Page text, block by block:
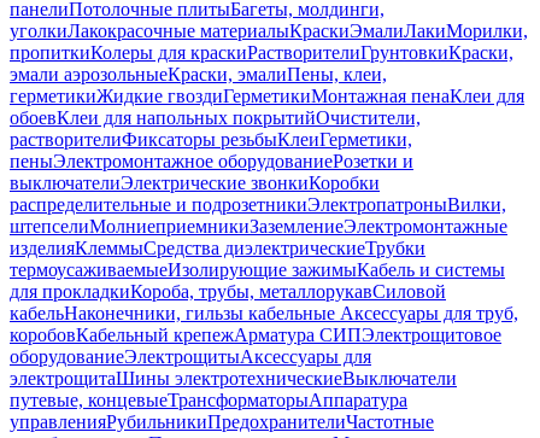
панелиПотолочные плитыБагеты, молдинги,
уголкиЛакокрасочные материалыКраскиЭмалиЛакиМорилки,
пропиткиКолеры для краскиРастворителиГрунтовкиКраски,
эмали аэрозольныеКраски, эмалиПены, клеи,
герметикиЖидкие гвоздиГерметикиМонтажная пенаКлеи для
обоевКлеи для напольных покрытийОчистители,
растворителиФиксаторы резьбыКлеиГерметики,
пеныЭлектромонтажное оборудованиеРозетки и
выключателиЭлектрические звонкиКоробки
распределительные и подрозетникиЭлектропатроныВилки,
штепселиМолниеприемникиЗаземлениеЭлектромонтажные
изделияКлеммыСредства диэлектрическиеТрубки
термоусаживаемыеИзолирующие зажимыКабель и системы
для прокладкиКороба, трубы, металлорукавСиловой
кабельНаконечники, гильзы кабельные Аксессуары для труб,
коробовКабельный крепежАрматура СИПЭлектрощитовое
оборудованиеЭлектрощитыАксессуары для
электрощитаШины электротехническиеВыключатели
путевые, концевыеТрансформаторыАппаратура
управленияРубильникиПредохранителиЧастотные